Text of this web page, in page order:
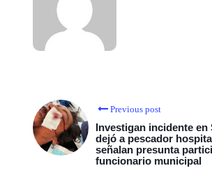
Previous post
Investigan incidente en
dejó a pescador
señalan presunta
funcionario municipal